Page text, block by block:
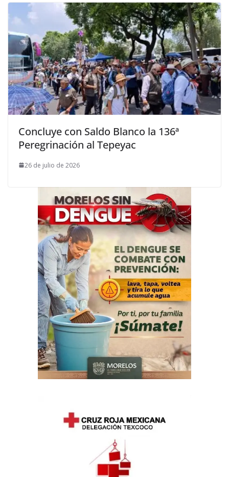
Concluye con Saldo Blanco la 136ª
Peregrinación al Tepeyac
26 de julio de 2026